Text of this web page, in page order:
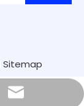
Sitemap